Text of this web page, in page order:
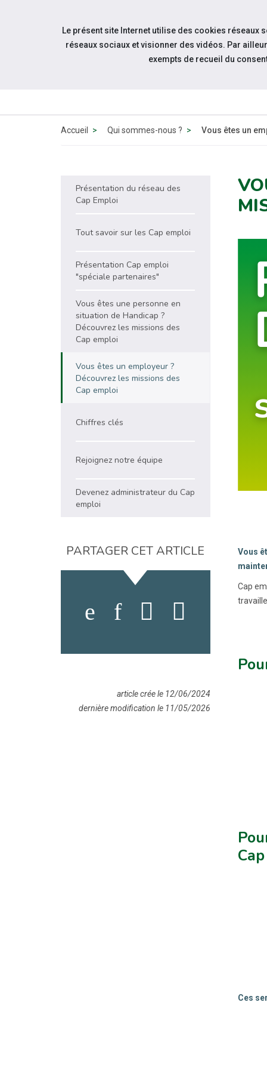
Aller au contenu
Accueil Qui sommes-nous ? Vous êtes un
Vous
Cap
Ces
Présentation du réseau des
Cap Emploi
Tout savoir sur les Cap emploi
Présentation Cap emploi
"spéciale partenaires"
Vous êtes une personne en
situation de Handicap ?
Découvrez les missions des
Cap emploi
Vous êtes un employeur ?
Découvrez les missions des
Cap emploi
Chiffres clés
Rejoignez notre équipe
Devenez administrateur du Cap
emploi
PARTAGER CET ARTICLE
article crée le 12/06/2024
dernière modification le 11/05/2026
Le présent site Internet utilise des cookies réseaux
réseaux sociaux et visionner des vidéos. Par
exempts de recueil du